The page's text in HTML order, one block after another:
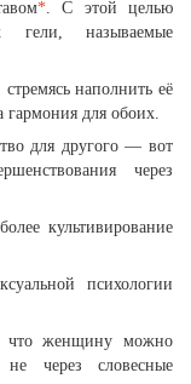
*. С этой целью
гели, называемые
наполнить её
гармония для обоих.
для другого — вот
через
культивирование
психологии
что женщину можно
не через словесные